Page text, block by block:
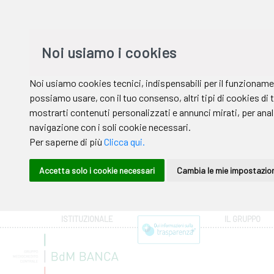
ISTITUZIONALE IL GRUPPO